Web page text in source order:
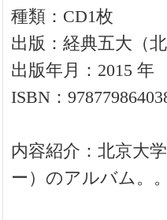
種類：CD1枚
出版：経典五大（
出版年月：2015 年
ISBN：
内容紹介：北京大
ー）のアルバム。